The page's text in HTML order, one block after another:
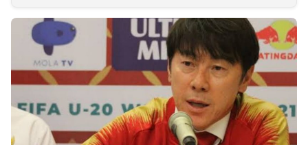
INDONESIA
Partner
Insight
NTB
Suara
Time
Lens
IDN
Daily
Jogja
Jalan
Rakyat
Idealita
News
Kita
Notice
Dinamikapost.com
Radar
Baru
Seedbacklink